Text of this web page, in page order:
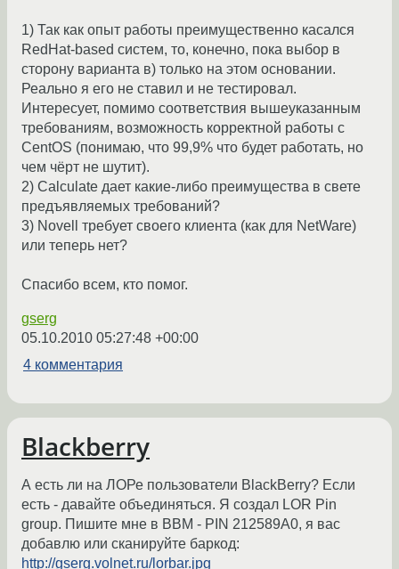
1) Так как опыт работы преимущественно касался
RedHat-based систем, то, конечно, пока выбор в
сторону варианта в) только на этом основании.
Реально я его не ставил и не тестировал.
Интересует, помимо соответствия вышеуказанным
требованиям, возможность корректной работы с
CentOS (понимаю, что 99,9% что будет работать, но
чем чёрт не шутит).
2) Calculate дает какие-либо преимущества в свете
предъявляемых требований?
3) Novell требует своего клиента (как для NetWare)
или теперь нет?
Спасибо всем, кто помог.
gserg
05.10.2010 05:27:48 +00:00
4 комментария
Blackberry
А есть ли на ЛОРе пользователи BlackBerry? Если
есть - давайте объединяться. Я создал LOR Pin
group. Пишите мне в BBM - PIN 212589A0, я вас
добавлю или сканируйте баркод:
http://gserg.volnet.ru/lorbar.jpg